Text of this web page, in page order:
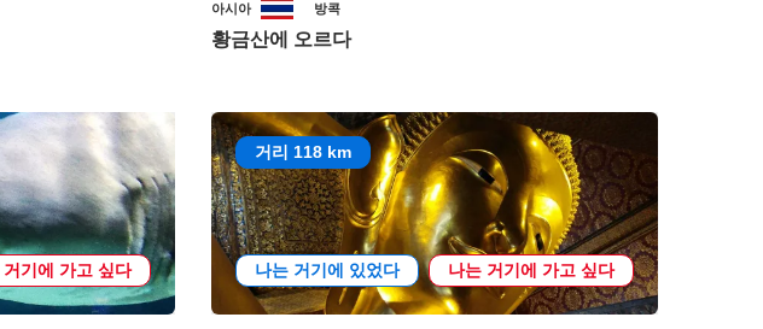
아시아 방콕
황금산에 오르다
거기에 가고 싶다
거리 118 km
나는 거기에 있었다 나는 거기에 가고 싶다